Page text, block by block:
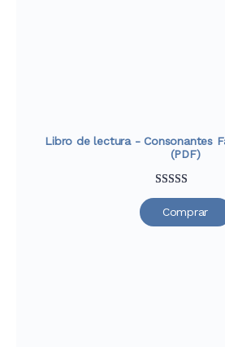
Libro de lectura - Consonantes
(PDF)
Valorado
con4.76de
33
Comprar